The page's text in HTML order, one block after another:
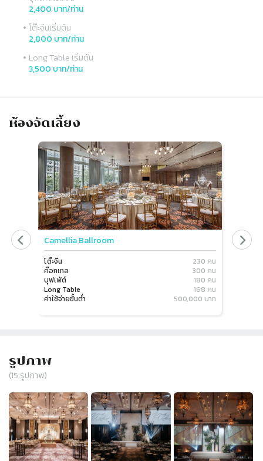
2,400 บาท/ท่าน
• โต๊ะจีนเริ่มต้น
2,800 บาท/ท่าน
• Long Table เริ่มต้น
3,500 บาท/ท่าน
ห้องจัดเลี้ยง
Slide 1 of 2
Camellia Ballroom
โต๊ะจีน
230 คน
ค๊อกเทล
300 คน
บุฟเฟ่ต์
180 คน
Long Table
168 คน
ค่าใช้จ่ายขั้นต่ำ
500,000 บาท
รูปภาพ
(15 รูปภาพ)